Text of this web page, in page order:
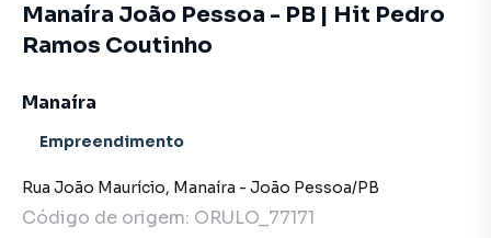
Manaíra João Pessoa - PB | Hit Pedro
Ramos Coutinho
Manaíra
Empreendimento
Rua João Maurício, Manaíra - João Pessoa/PB
Código de origem: ORULO_77171